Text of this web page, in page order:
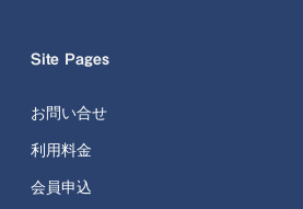
Site Pages
お問い合せ
利用料金
会員申込